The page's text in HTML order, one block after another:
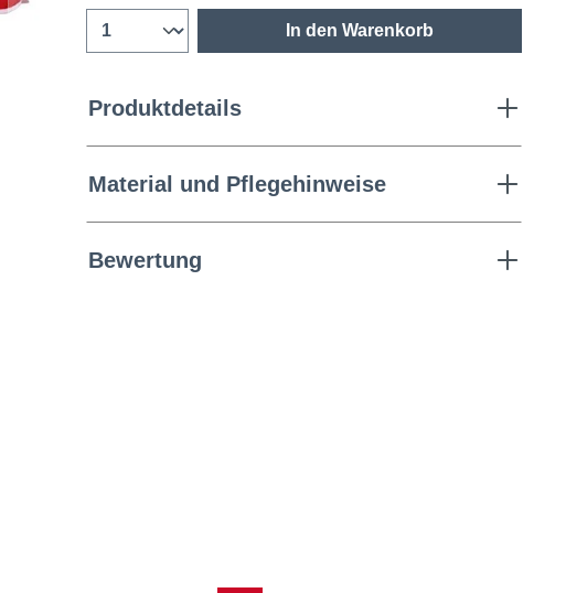
In den Warenkorb
Produktdetails
Material und Pflegehinweise
Bewertung